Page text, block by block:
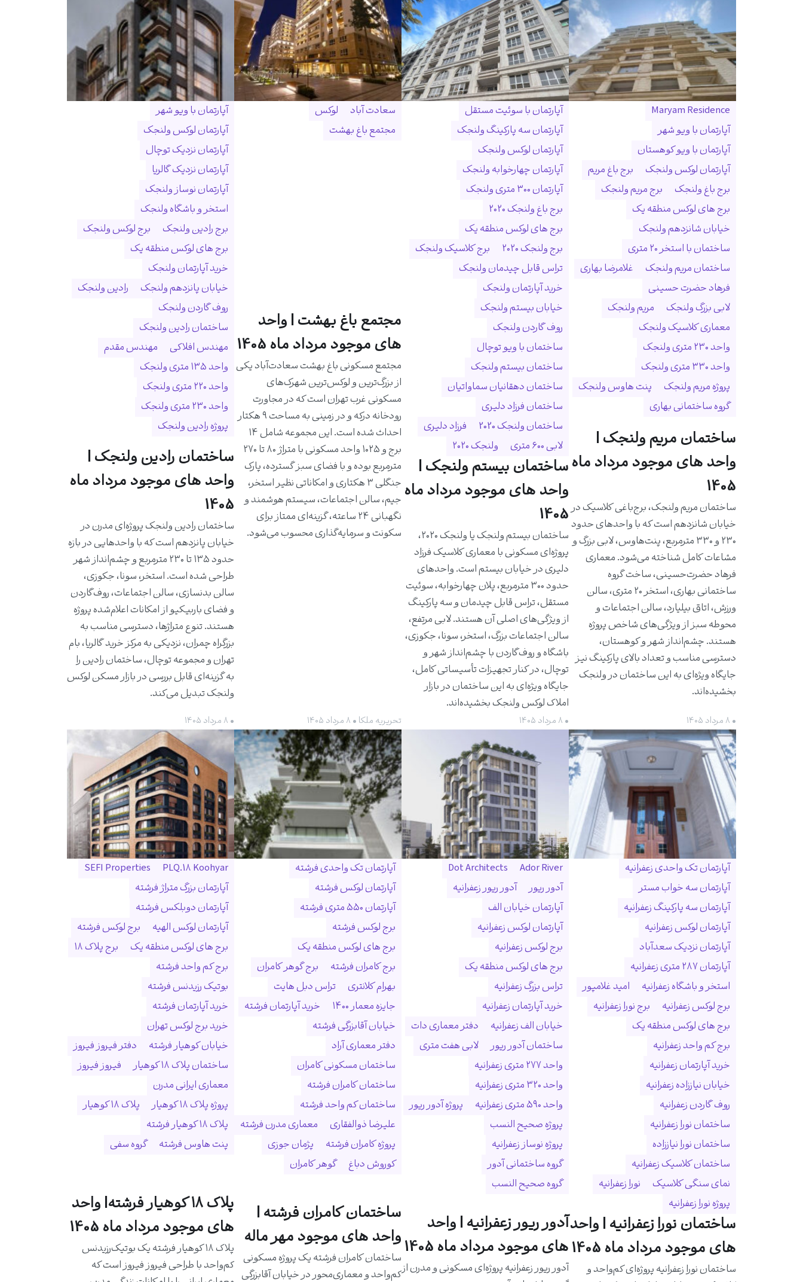
Maryam Residence
آپارتمان با ویو شهر
آپارتمان با ویو کوهستان
آپارتمان لوکس ولنجک
برج باغ مریم
برج باغ ولنجک
برج مریم ولنجک
برج های لوکس منطقه یک
خیابان شانزدهم ولنجک
ساختمان با استخر ۲۰ متری
ساختمان مریم ولنجک
غلامرضا بهاری
فرهاد حضرت حسینی
لابی بزرگ ولنجک
مریم ولنجک
معماری کلاسیک ولنجک
واحد ۲۳۰ متری ولنجک
واحد ۳۳۰ متری ولنجک
پروژه مریم ولنجک
پنت هاوس ولنجک
گروه ساختمانی بهاری
ساختمان مریم ولنجک |
واحد های موجود مرداد ماه
1405
ساختمان مریم ولنجک، برج‌باغی کلاسیک در
خیابان شانزدهم است که با واحدهای حدود
۲۳۰ و ۳۳۰ مترمربع، پنت‌هاوس، لابی بزرگ و
مشاعات کامل شناخته می‌شود. معماری
فرهاد حضرت‌حسینی، ساخت گروه
ساختمانی بهاری، استخر ۲۰ متری، سالن
ورزش، اتاق بیلیارد، سالن اجتماعات و
محوطه سبز از ویژگی‌های شاخص پروژه
هستند. چشم‌انداز شهر و کوهستان،
دسترسی مناسب و تعداد بالای پارکینگ نیز
جایگاه ویژه‌ای به این ساختمان در ولنجک
بخشیده‌اند.
• ۸ مرداد ۱۴۰۵
آپارتمان با سوئیت مستقل
آپارتمان سه پارکینگ ولنجک
آپارتمان لوکس ولنجک
آپارتمان چهارخوابه ولنجک
آپارتمان ۳۰۰ متری ولنجک
برج باغ ولنجک ۲۰۲۰
برج های لوکس منطقه یک
برج ولنجک ۲۰۲۰
برج کلاسیک ولنجک
تراس قابل چیدمان ولنجک
خرید آپارتمان ولنجک
خیابان بیستم ولنجک
روف گاردن ولنجک
ساختمان با ویو توچال
ساختمان بیستم ولنجک
ساختمان دهقانیان سماواتیان
ساختمان فرزاد دلیری
ساختمان ولنجک 2020
فرزاد دلیری
لابی ۶۰۰ متری
ولنجک ۲۰۲۰
ساختمان بیستم ولنجک |
واحد های موجود مرداد ماه
1405
ساختمان بیستم ولنجک یا ولنجک ۲۰۲۰،
پروژه‌ای مسکونی با معماری کلاسیک فرزاد
دلیری در خیابان بیستم است. واحدهای
حدود ۳۰۰ مترمربع، پلان چهارخوابه، سوئیت
مستقل، تراس قابل چیدمان و سه پارکینگ
از ویژگی‌های اصلی آن هستند. لابی مرتفع،
سالن اجتماعات بزرگ، استخر، سونا، جکوزی،
باشگاه و روف‌گاردن با چشم‌انداز شهر و
توچال، در کنار تجهیزات تأسیساتی کامل،
جایگاه ویژه‌ای به این ساختمان در بازار
املاک لوکس ولنجک بخشیده‌اند.
• ۸ مرداد ۱۴۰۵
سعادت آباد
لوکس
مجتمع باغ بهشت
مجتمع باغ بهشت | واحد
های موجود مرداد ماه 1405
مجتمع مسکونی باغ بهشت سعادت‌آباد یکی
از بزرگ‌ترین و لوکس‌ترین شهرک‌های
مسکونی غرب تهران است که در مجاورت
رودخانه درکه و در زمینی به مساحت ۹ هکتار
احداث شده است. این مجموعه شامل ۱۴
برج و ۱۰۲۵ واحد مسکونی با متراژ ۸۰ تا ۲۷۰
مترمربع بوده و با فضای سبز گسترده، پارک
جنگلی ۳ هکتاری و امکاناتی نظیر استخر،
جیم، سالن اجتماعات، سیستم هوشمند و
نگهبانی ۲۴ ساعته، گزینه‌ای ممتاز برای
سکونت و سرمایه‌گذاری محسوب می‌شود.
تحریریه ملکا • ۸ مرداد ۱۴۰۵
آپارتمان با ویو شهر
آپارتمان لوکس ولنجک
آپارتمان نزدیک توچال
آپارتمان نزدیک گالریا
آپارتمان نوساز ولنجک
استخر و باشگاه ولنجک
برج رادین ولنجک
برج لوکس ولنجک
برج های لوکس منطقه یک
خرید آپارتمان ولنجک
خیابان پانزدهم ولنجک
رادین ولنجک
روف گاردن ولنجک
ساختمان رادین ولنجک
مهندس افلاکی
مهندس مقدم
واحد ۱۳۵ متری ولنجک
واحد ۲۲۰ متری ولنجک
واحد ۲۳۰ متری ولنجک
پروژه رادین ولنجک
ساختمان رادین ولنجک |
واحد های موجود مرداد ماه
1405
ساختمان رادین ولنجک پروژه‌ای مدرن در
خیابان پانزدهم است که با واحدهایی در بازه
حدود ۱۳۵ تا ۲۳۰ مترمربع و چشم‌انداز شهر
طراحی شده است. استخر، سونا، جکوزی،
سالن بدنسازی، سالن اجتماعات، روف‌گاردن
و فضای باربیکیو از امکانات اعلام‌شده پروژه
هستند. تنوع متراژها، دسترسی مناسب به
بزرگراه چمران، نزدیکی به مرکز خرید گالریا، بام
تهران و مجموعه توچال، ساختمان رادین را
به گزینه‌ای قابل بررسی در بازار مسکن لوکس
ولنجک تبدیل می‌کند.
• ۸ مرداد ۱۴۰۵
آپارتمان تک واحدی زعفرانیه
آپارتمان سه خواب مستر
آپارتمان سه پارکینگ زعفرانیه
آپارتمان لوکس زعفرانیه
آپارتمان نزدیک سعدآباد
آپارتمان ۲۸۷ متری زعفرانیه
استخر و باشگاه زعفرانیه
امید غلامپور
برج لوکس زعفرانیه
برج نورا زعفرانیه
برج های لوکس منطقه یک
برج کم واحد زعفرانیه
خرید آپارتمان زعفرانیه
خیابان نیاززاده زعفرانیه
روف گاردن زعفرانیه
ساختمان نورا زعفرانیه
ساختمان نورا نیاززاده
ساختمان کلاسیک زعفرانیه
نمای سنگی کلاسیک
نورا زعفرانیه
پروژه نورا زعفرانیه
ساختمان نورا زعفرانیه | واحد
های موجود مرداد ماه 1405
ساختمان نورا زعفرانیه پروژه‌ای کم‌واحد و
Ador River
Dot Architects
آدور ریور
آدور ریور زعفرانیه
آپارتمان خیابان الف
آپارتمان لوکس زعفرانیه
برج لوکس زعفرانیه
برج های لوکس منطقه یک
تراس بزرگ زعفرانیه
خرید آپارتمان زعفرانیه
خیابان الف زعفرانیه
دفتر معماری دات
ساختمان آدور ریور
لابی هفت متری
واحد ۲۷۷ متری زعفرانیه
واحد ۳۲۰ متری زعفرانیه
واحد ۵۹۰ متری زعفرانیه
پروژه آدور ریور
پروژه صحیح النسب
پروژه نوساز زعفرانیه
گروه ساختمانی آدور
گروه صحیح النسب
آدور ریور زعفرانیه | واحد
های موجود مرداد ماه 1405
آدور ریور زعفرانیه پروژه‌ای مسکونی و مدرن از
آپارتمان تک واحدی فرشته
آپارتمان لوکس فرشته
آپارتمان ۵۵۰ متری فرشته
برج لوکس فرشته
برج های لوکس منطقه یک
برج کامران فرشته
برج گوهر کامران
بهرام کلانتری
تراس دبل هایت
جایزه معمار ۱۴۰۰
خرید آپارتمان فرشته
خیابان آقابزرگی فرشته
دفتر معماری آراد
ساختمان مسکونی کامران
ساختمان کامران فرشته
ساختمان کم واحد فرشته
علیرضا ذوالفقاری
معماری مدرن فرشته
پروژه کامران فرشته
پژمان جوزی
کوروش دباغ
گوهر کامران
ساختمان کامران فرشته |
واحد های موجود مهر ماله
ساختمان کامران فرشته یک پروژه مسکونی
کم‌واحد و معماری‌محور در خیابان آقابزرگی
PLQ.18 Koohyar
SEFI Properties
آپارتمان بزرگ متراژ فرشته
آپارتمان دوبلکس فرشته
آپارتمان لوکس الهیه
برج لوکس فرشته
برج های لوکس منطقه یک
برج پلاک ۱۸
برج کم واحد فرشته
بوتیک رزیدنس فرشته
خرید آپارتمان فرشته
خرید برج لوکس تهران
خیابان کوهیار فرشته
دفتر فیروز فیروز
ساختمان پلاک ۱۸ کوهیار
فیروز فیروز
معماری ایرانی مدرن
پروژه پلاک ۱۸ کوهیار
پلاک ۱۸ کوهیار
پلاک ۱۸ کوهیار فرشته
پنت هاوس فرشته
گروه سفی
پلاک ۱۸ کوهیار فرشته| واحد
های موجود مرداد ماه 1405
پلاک ۱۸ کوهیار فرشته یک بوتیک‌رزیدنس
کم‌واحد با طراحی فیروز فیروز است که